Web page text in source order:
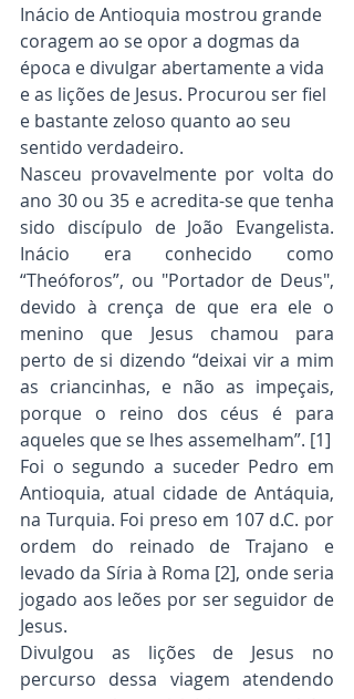
Inácio de Antioquia mostrou grande
coragem ao se opor a dogmas da
época e divulgar abertamente a vida
e as lições de Jesus. Procurou ser fiel
e bastante zeloso quanto ao seu
sentido verdadeiro.
Nasceu provavelmente por volta do
ano 30 ou 35 e acredita-se que tenha
sido discípulo de João Evangelista.
Inácio era conhecido como
“Theóforos”, ou "Portador de Deus",
devido à crença de que era ele o
menino que Jesus chamou para
perto de si dizendo “deixai vir a mim
as criancinhas, e não as impeçais,
porque o reino dos céus é para
aqueles que se lhes assemelham”. [1]
Foi o segundo a suceder Pedro em
Antioquia, atual cidade de Antáquia,
na Turquia. Foi preso em 107 d.C. por
ordem do reinado de Trajano e
levado da Síria à Roma [2], onde seria
jogado aos leões por ser seguidor de
Jesus.
Divulgou as lições de Jesus no
percurso dessa viagem atendendo